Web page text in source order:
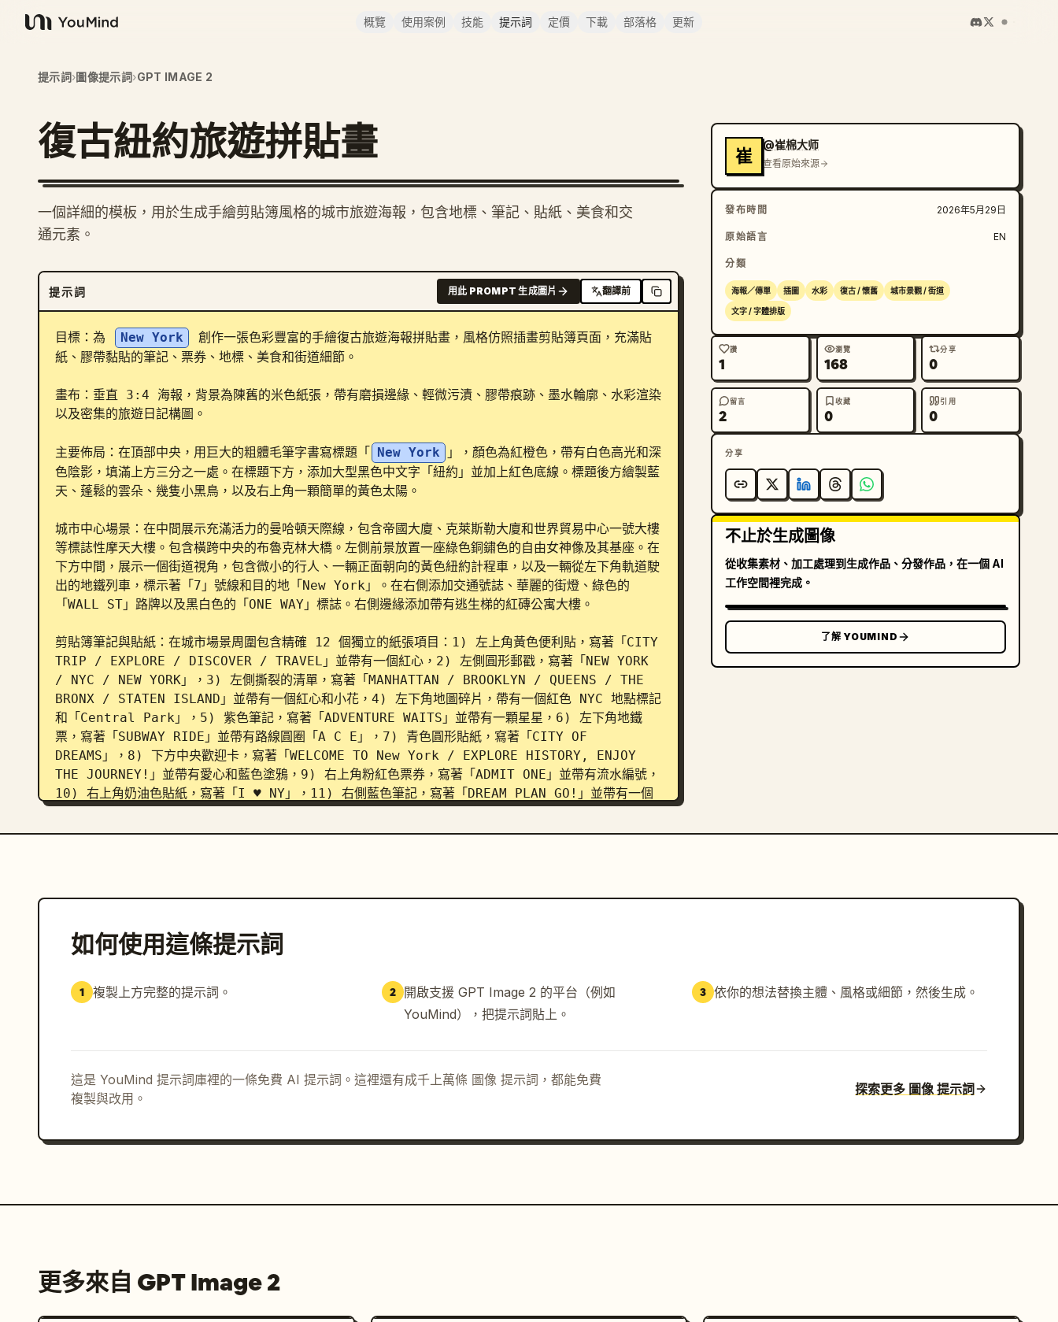
YouMind
概覽 使用案例 技能 提示詞 定價 下載 部落格 更新
提示詞›圖像提示詞›GPT IMAGE 2
復古紐約旅遊拼貼畫
一個詳細的模板，用於生成手繪剪貼簿風格的城市旅遊海報，包含地標、筆記、貼紙、美食和交
通元素。
提示詞 用此 PROMPT 生成圖片 翻譯前
目標：為 New York
創作一張色彩豐富的手繪復古旅遊海報拼貼畫，風格仿照插畫剪貼簿頁面，充滿貼
紙、膠帶黏貼的筆記、票券、地標、美食和街道細節。
畫布：垂直 3:4 海報，背景為陳舊的米色紙張，帶有磨損邊緣、輕微污漬、膠帶痕跡、墨水輪廓、水彩渲染
以及密集的旅遊日記構圖。
主要佈局：在頂部中央，用巨大的粗體毛筆字書寫標題「 New York
」，顏色為紅橙色，帶有白色高光和深
色陰影，填滿上方三分之一處。在標題下方，添加大型黑色中文字「紐約」並加上紅色底線。標題後方繪製藍
天、蓬鬆的雲朵、幾隻小黑鳥，以及右上角一顆簡單的黃色太陽。
城市中心場景：在中間展示充滿活力的曼哈頓天際線，包含帝國大廈、克萊斯勒大廈和世界貿易中心一號大樓
等標誌性摩天大樓。包含橫跨中央的布魯克林大橋。左側前景放置一座綠色銅鏽色的自由女神像及其基座。在
下方中間，展示一個街道視角，包含微小的行人、一輛正面朝向的黃色紐約計程車，以及一輛從左下角軌道駛
出的地鐵列車，標示著「7」號線和目的地「New York」。在右側添加交通號誌、華麗的街燈、綠色的
「WALL ST」路牌以及黑白色的「ONE WAY」標誌。右側邊緣添加帶有逃生梯的紅磚公寓大樓。
剪貼簿筆記與貼紙：在城市場景周圍包含精確 12 個獨立的紙張項目：1) 左上角黃色便利貼，寫著「CITY
TRIP / EXPLORE / DISCOVER / TRAVEL」並帶有一個紅心，2) 左側圓形郵戳，寫著「NEW YORK
/ NYC / NEW YORK」，3) 左側撕裂的清單，寫著「MANHATTAN / BROOKLYN / QUEENS / THE
BRONX / STATEN ISLAND」並帶有一個紅心和小花，4) 左下角地圖碎片，帶有一個紅色 NYC 地點標記
和「Central Park」，5) 紫色筆記，寫著「ADVENTURE WAITS」並帶有一顆星星，6) 左下角地鐵
票，寫著「SUBWAY RIDE」並帶有路線圓圈「A C E」，7) 青色圓形貼紙，寫著「CITY OF
DREAMS」，8) 下方中央歡迎卡，寫著「WELCOME TO New York / EXPLORE HISTORY, ENJOY
THE JOURNEY!」並帶有愛心和藍色塗鴉，9) 右上角粉紅色票券，寫著「ADMIT ONE」並帶有流水編號，
10) 右上角奶油色貼紙，寫著「I ♥ NY」，11) 右側藍色筆記，寫著「DREAM PLAN GO!」並帶有一個
視覺風格：奇幻的城市旅遊素描，飽和的水彩與彩色鉛筆質感，黑色墨水排線，不完美的手寫字體，層次豐富
限制：保留所有可讀文字為手繪字體，避免照片寫實感，無空白背景，無現代極簡風格，無浮水印或標誌。使
作為主要標題和愛心圖案的顏色，並使整體氛圍呈現 cheerful adventurous
崔
@崔棉大师
查看原始來源
發布時間 2026年5月29日
原始語言 EN
分類
海報／傳單 插圖 水彩 復古 / 懷舊 城市景觀 / 街道
文字 / 字體排版
讚
1
瀏覽
168
分享
0
留言
2
收藏
0
引用
0
分享
不止於生成圖像
從收集素材、加工處理到生成作品、分發作品，在一個 AI
工作空間裡完成。
了解 YOUMIND
如何使用這條提示詞
1 複製上方完整的提示詞。 2 開啟支援 GPT Image 2 的平台（例如
YouMind），把提示詞貼上。
3 依你的想法替換主體、風格或細節，然後生成。
這是 YouMind 提示詞庫裡的一條免費 AI 提示詞。這裡還有成千上萬條 圖像 提示詞，都能免費
複製與改用。
探索更多 圖像 提示詞
更多來自 GPT Image 2